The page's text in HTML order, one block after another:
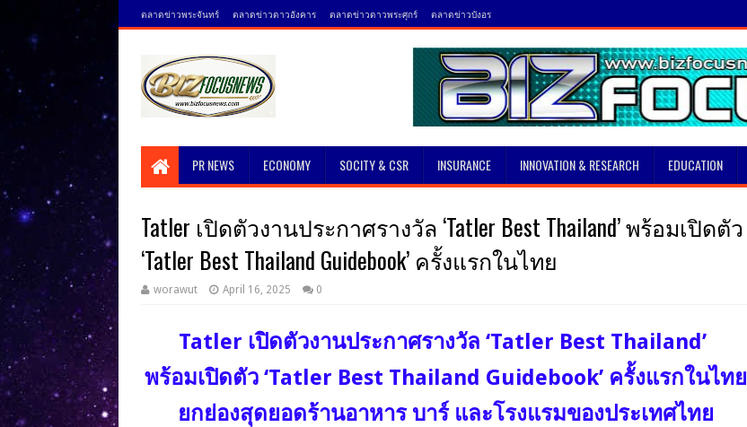
ตลาดข่าวพระจันทร์ ตลาดข่าวดาวอังคาร ตลาดข่าวดาวพระศุกร์ ตลาดข่าวบังอร
PR NEWS ECONOMY SOCITY & CSR INSURANCE INNOVATION & RESEARCH EDUCATION
Tatler เปิดตัวงานประกาศรางวัล ‘Tatler Best Thailand’ พร้อมเปิดตัว
‘Tatler Best Thailand Guidebook’ ครั้งแรกในไทย
worawut April 16, 2025 0
Tatler เปิดตัวงานประกาศรางวัล ‘Tatler Best Thailand’
พร้อมเปิดตัว ‘Tatler Best Thailand Guidebook’ ครั้งแรกในไทย
ยกย่องสุดยอดร้านอาหาร บาร์ และโรงแรมของประเทศไทย